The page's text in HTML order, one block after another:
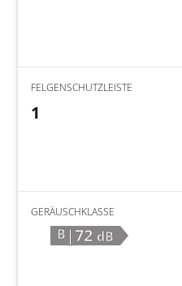
FELGENSCHUTZLEISTE
1
GERÄUSCHKLASSE
B |72 dB